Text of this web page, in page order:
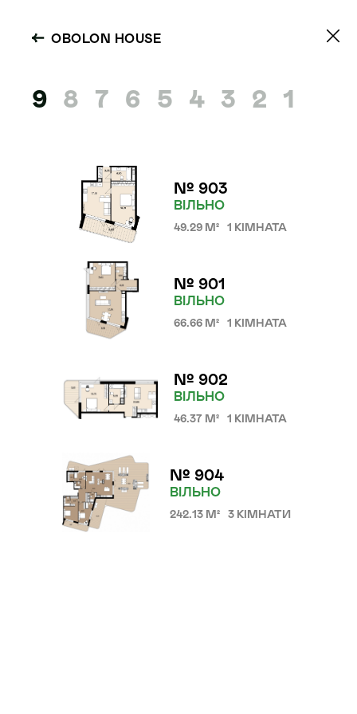
OBOLON HOUSE
Локація
Київ, Оболонський р-н
Проєктування
OBOLON HOUSE
9 8 7 6 5 4 3 2 1
№ 903
ВІЛЬНО
49.29 М² 1 КІМНАТА
№ 901
ВІЛЬНО
66.66 М² 1 КІМНАТА
№ 902
ВІЛЬНО
46.37 М² 1 КІМНАТА
№ 904
ВІЛЬНО
242.13 М² 3 КІМНАТИ